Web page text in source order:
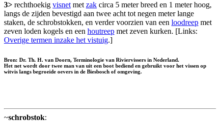
3> rechthoekig visnet met zak circa 5 meter breed en 1 meter hoog,
langs de zijden bevestigd aan twee acht tot negen meter lange
staken, de schrobstokken, en verder voorzien van een loodreep met
zeven loden kogels en een houtreep met zeven kurken. [Links:
Overige termen inzake het vistuig.]
Bron: Dr. Th. H. van Doorn, Terminologie van Riviervissers in Nederland.
Het net wordt door twee man van uit een boot bediend en gebruikt voor het vissen op
witvis langs begroeide oevers in de Biesbosch of omgeving.
~schrobstok: